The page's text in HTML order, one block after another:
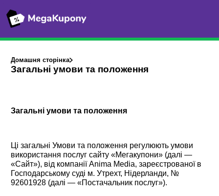
Домашня сторінка
Загальні умови та положення
Загальні умови та положення
Ці загальні Умови та положення регулюють умови
використання послуг сайту «Мегакупони» (далі —
«Сайт»), від компанії Anima Media, зареєстрованої в
Господарському суді м. Утрехт, Нідерланди, №
92601928 (далі — «Постачальник послуг»).